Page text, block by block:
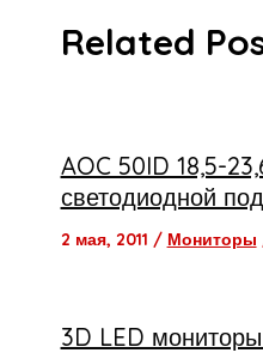
Related
AOC 50ID 18,5-
светодиодной
2 мая, 2011 / Мониторы
3D LED